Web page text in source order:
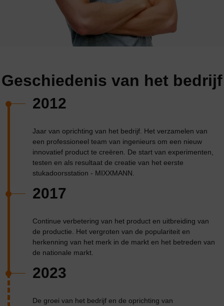
Geschiedenis van het bedrijf
2012
Jaar van oprichting van het bedrijf. Het verzamelen van
een professioneel team van ingenieurs om een ​​nieuw
innovatief product te creëren. De start van experimenten,
testen en als resultaat de creatie van het eerste
stukadoorsstation - MIXXMANN.
2017
Continue verbetering van het product en uitbreiding van
de productie. Het vergroten van de populariteit en
herkenning van het merk in de markt en het betreden van
de nationale markt.
2023
De groei van het bedrijf en de oprichting van